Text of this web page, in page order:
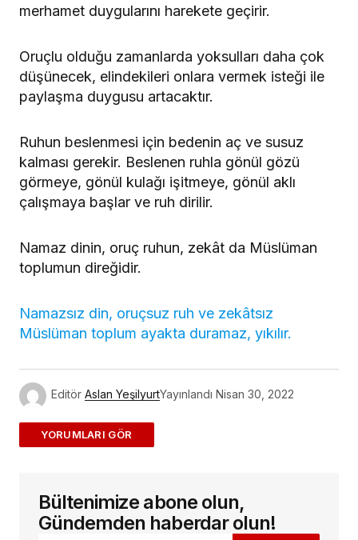
merhamet duygularını harekete geçirir.
Oruçlu olduğu zamanlarda yoksulları daha çok
düşünecek, elindekileri onlara vermek isteği ile
paylaşma duygusu artacaktır.
Ruhun beslenmesi için bedenin aç ve susuz
kalması gerekir. Beslenen ruhla gönül gözü
görmeye, gönül kulağı işitmeye, gönül aklı
çalışmaya başlar ve ruh dirilir.
Namaz dinin, oruç ruhun, zekât da Müslüman
toplumun direğidir.
Namazsız din, oruçsuz ruh ve zekâtsız
Müslüman toplum ayakta duramaz, yıkılır.
Editör Aslan YeşilyurtYayınlandı Nisan 30, 2022
ADD A COMMENT
E-posta adresiniz yayınlanmayacak.
alanlar*ile işaretlenmişlerdir
Bültenimize abone olun,
Gündemden haberdar olun!